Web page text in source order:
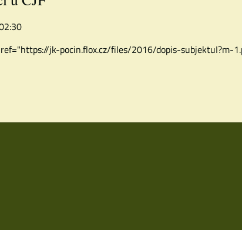
jk-pocin.flox.cz/files/2016/dopis-subjektuI?m-